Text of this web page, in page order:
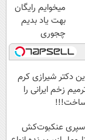
میخوایم رایگان
بهت یاد بدیم
چجوری
پولدارشی! باور
نداری امتحانش
مجانیه
دکتر شیرازی کرم
زخم ایرانی را
عنکبوت‌‌کش